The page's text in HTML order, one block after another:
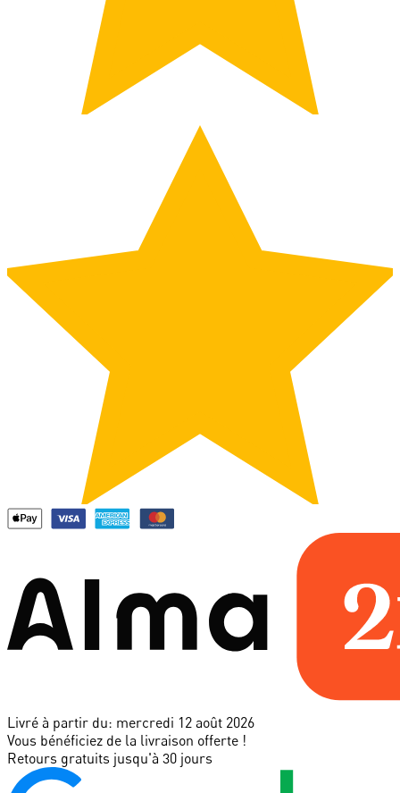
Livré à partir du: mercredi 12 août 2026
Vous bénéficiez de la livraison offerte !
Retours gratuits jusqu'à 30 jours